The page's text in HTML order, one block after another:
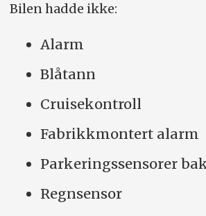
Bilen hadde ikke:
Alarm
Blåtann
Cruisekontroll
Fabrikkmontert alarm
Parkeringssensorer
Regnsensor